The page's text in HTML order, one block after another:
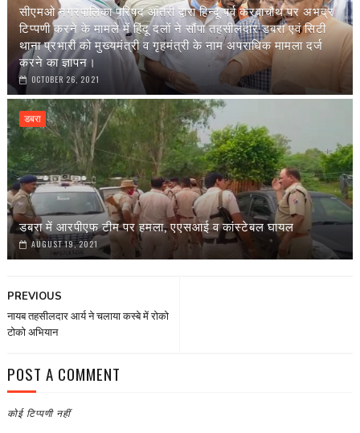
सीएमओ नगरपालिका परिषद आंतरी द्वारा हिन्दू पर्व करवाचौथ पर अभद्र
टिप्पणी करने के मामले में हिंदू दलों ने सौंपा तहसीलदार डबरा एवं सिटी
थाना प्रभारी को मुख्यमंत्री व गृहमंत्री के नाम अपराधिक मामला दर्ज
करने का ज्ञापन।
OCTOBER 26, 2021
डबरा
डबरा में आरपीएफ टीम पर हमला, एएसआई व कांस्टेबल घायल
AUGUST 19, 2021
PREVIOUS
नायब तहसीलदार आर्य ने चलाया कस्बे में रोको
टोको अभियान
POST A COMMENT
कोई टिप्पणी नहीं